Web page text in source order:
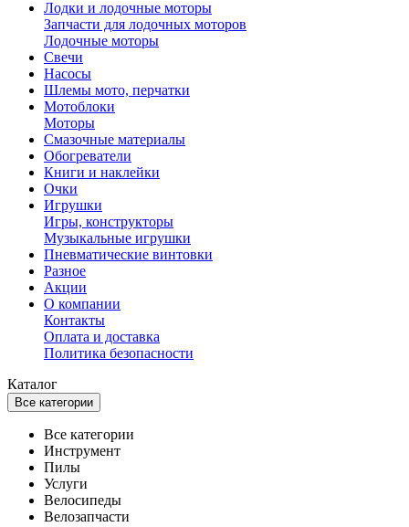
Лодки и лодочные моторы
Запчасти для лодочных моторов
Лодочные моторы
Свечи
Насосы
Шлемы мото, перчатки
Мотоблоки
Моторы
Смазочные материалы
Обогреватели
Книги и наклейки
Очки
Игрушки
Игры, конструкторы
Музыкальные игрушки
Пневматические винтовки
Разное
Акции
О компании
Контакты
Оплата и доставка
Политика безопасности
Каталог
Все категории
Все категории
Инструмент
Пилы
Услуги
Велосипеды
Велозапчасти